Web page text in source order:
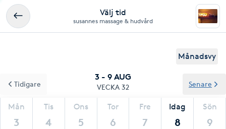
Välj tid
susannes massage & hudvård
Månadsvy
3 - 9 AUG
VECKA 32
Mån
3
Tis
4
Ons
5
Tor
6
Fre
7
Idag
8
Sön
9
Tidigare Senare